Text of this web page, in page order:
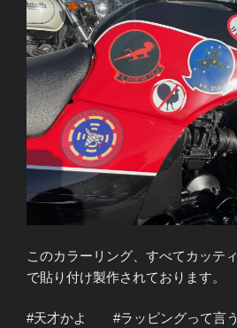
このカラーリング、すべてカッテ
で貼り付け製作されております。
#天才かよ #ラッピングって言